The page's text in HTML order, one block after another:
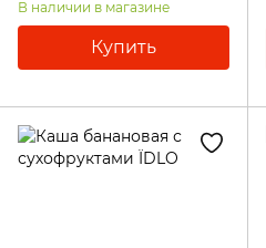
В наличии в магазине
Купить